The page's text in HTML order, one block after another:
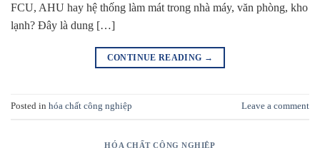
FCU, AHU hay hệ thống làm mát trong nhà máy, văn phòng, kho
lạnh? Đây là dung […]
CONTINUE READING →
Posted in hóa chất công nghiệp Leave a comment
HÓA CHẤT CÔNG NGHIỆP